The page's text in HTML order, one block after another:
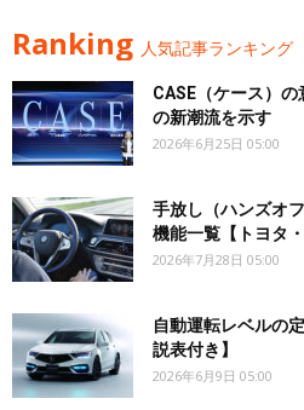
Ranking 人気記事ランキング
CASE（ケース）
の新潮流を示す
2026年6月25日 05:00
手放し（ハンズオ
機能一覧【トヨタ
2026年7月28日 05:00
自動運転レベルの
説表付き】
2026年6月9日 05:00